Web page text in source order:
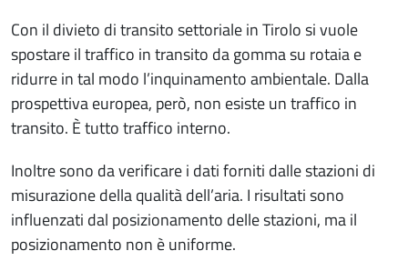
Con il divieto di transito settoriale in Tirolo si vuole
spostare il traffico in transito da gomma su rotaia e
ridurre in tal modo l’inquinamento ambientale. Dalla
prospettiva europea, però, non esiste un traffico in
transito. È tutto traffico interno.
Inoltre sono da verificare i dati forniti dalle stazioni di
misurazione della qualità dell’aria. I risultati sono
influenzati dal posizionamento delle stazioni, ma il
posizionamento non è uniforme.